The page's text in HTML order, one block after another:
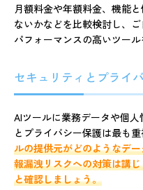
月額料金や年額料金、機能
ないかなどを比較検討し、
パフォーマンスの高いツール
セキュリティとプライ
AIツールに業務データや個
とプライバシー保護は最も
ルの提供元がどのようなデ
報漏洩リスクへの対策は講
と確認しましょう。